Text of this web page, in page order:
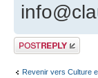
Publier une
réponse
Revenir vers Culture